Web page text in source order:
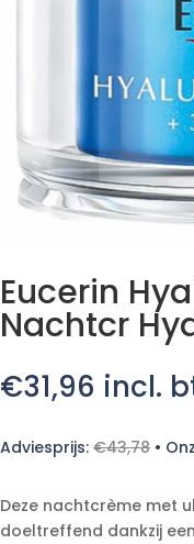
Eucerin
Nachtcr
€31,96 incl.
Adviesprijs: €43,78 •
Deze nachtcrème met
doeltreffend dankzij